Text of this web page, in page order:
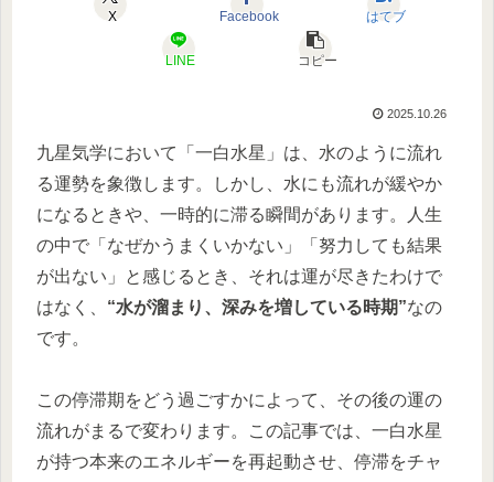
X Facebook はてブ
LINE コピー
2025.10.26
九星気学において「一白水星」は、水のように流れ
る運勢を象徴します。しかし、水にも流れが緩やか
になるときや、一時的に滞る瞬間があります。人生
の中で「なぜかうまくいかない」「努力しても結果
が出ない」と感じるとき、それは運が尽きたわけで
はなく、 “水が溜まり、深みを増している時期”なの
です。
この停滞期をどう過ごすかによって、その後の運の
流れがまるで変わります。この記事では、一白水星
が持つ本来のエネルギーを再起動させ、停滞をチャ